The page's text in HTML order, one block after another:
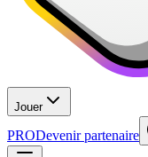
Jouer
PRODevenir partenaire